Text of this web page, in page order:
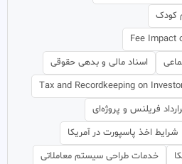
کودک
Fee Impact
اسناد مالی و بدهی حقوقی
Tax and Recordkeeping on
فریلنس و پروژه‌ای
شرایط اخذ پاسپورت در آمریکا
خدمات طراحی سیستم معاملاتی